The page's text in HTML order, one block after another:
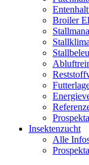
Broiler
Stallklima
Insektenzucht
Alle